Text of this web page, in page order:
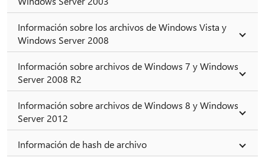
Información sobre los archivos de Windows Vista y
Windows Server 2008
Información sobre archivos de Windows 7 y Windows
Server 2008 R2
Información sobre archivos de Windows 8 y Windows
Server 2012
Información de hash de archivo